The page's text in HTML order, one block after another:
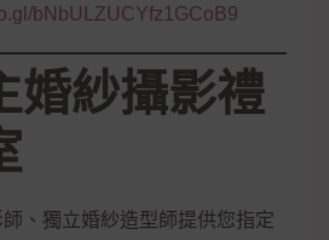
bNbULZUCYfz1GCoB9
婚紗攝影禮
、獨立婚紗造型師提供您指定